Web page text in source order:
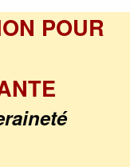
POUR